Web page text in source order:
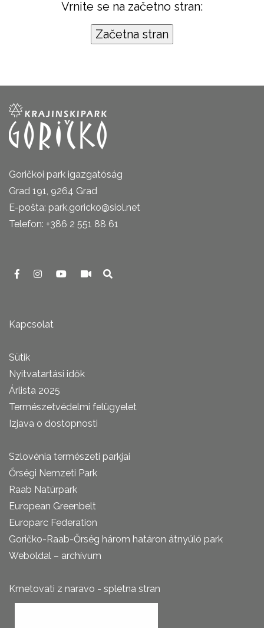
Vrnite se na začetno stran:
Goričkoi park igazgatóság
Grad 191, 9264 Grad
E-pošta: park.goricko@siol.net
Telefon: +386 2 551 88 61
Kapcsolat
Sütik
Nyitvatartási idők
Árlista 2025
Természetvédelmi felügyelet
Izjava o dostopnosti
Szlovénia természeti parkjai
Őrségi Nemzeti Park
Raab Natúrpark
European Greenbelt
Europarc Federation
Goričko-Raab-Őrség három határon átnyúló park
Weboldal – archívum
Kmetovati z naravo - spletna stran